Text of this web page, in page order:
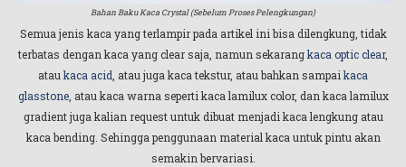
Bahan Baku Kaca Crystal (Sebelum Proses Pelengkungan)
Semua jenis kaca yang terlampir pada artikel ini bisa dilengkung, tidak
terbatas dengan kaca yang clear saja, namun sekarangkaca optic clear,
atau kaca acid , atau juga kaca tekstur, atau bahkan sampai kaca
glasstone, atau kaca warna seperti kaca lamilux color, dan kaca lamilux
gradient juga kalian request untuk dibuat menjadi kaca lengkung atau
kaca bending. Sehingga penggunaan material kaca untuk pintu akan
semakin bervariasi.